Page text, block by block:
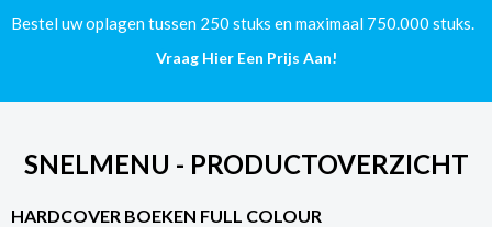
Bestel uw oplagen tussen 250 stuks en maximaal 750.000 stuks.
Vraag Hier Een Prijs Aan!
SNELMENU - PRODUCTOVERZICHT
HARDCOVER BOEKEN FULL COLOUR